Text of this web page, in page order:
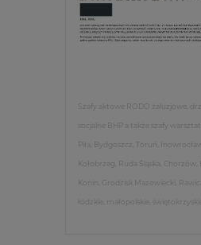
Szafy aktowe RODO żaluzjowe,
socjalne BHP a także szafy
Piła, Bydgoszcz, Toruń,
Kołobrzeg, Ruda Śląska,
Konin, Grodzisk Mazowiecki,
łódzkie, małopolskie,